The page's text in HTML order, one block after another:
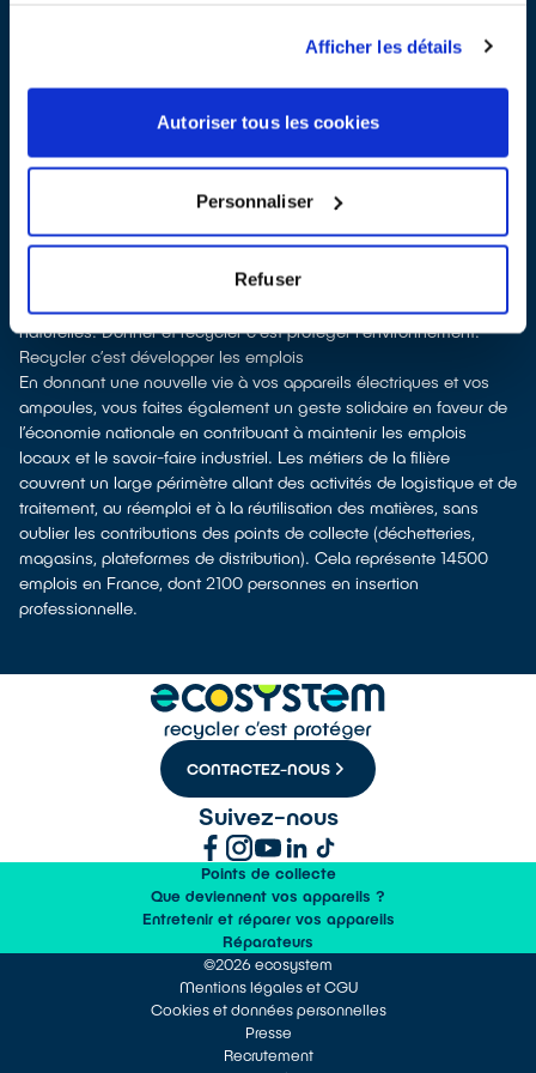
Afficher les détails
Autoriser tous les cookies
Personnaliser
Refuser
remettent ensuite les équipements collectés afin que nous
ressources naturelles
La production d’appareils électriques neufs est génératrice de
appareil permet d’éviter la fabrication de nouveaux produits en
alimentant le marché de l'occasion. Le recyclage permet d'éviter
l'extraction de matières premières brutes, leur transformation et
leur transport, en utilisant à la place des matières recyclées, ce
qui génère moins de pollution et préserve nos ressources
naturelles. Donner et recycler c'est protéger l'environnement.
Recycler c’est développer les emplois
En donnant une nouvelle vie à vos appareils électriques et vos
ampoules, vous faites également un geste solidaire en faveur de
l’économie nationale en contribuant à maintenir les emplois
locaux et le savoir-faire industriel. Les métiers de la filière
couvrent un large périmètre allant des activités de logistique et de
traitement, au réemploi et à la réutilisation des matières, sans
oublier les contributions des points de collecte (déchetteries,
magasins, plateformes de distribution). Cela représente 14500
emplois en France, dont 2100 personnes en insertion
professionnelle.
CONTACTEZ-NOUS
Suivez-nous
Points de collecte
Que deviennent vos appareils ?
Entretenir et réparer vos appareils
Réparateurs
©2026 ecosystem
Mentions légales et CGU
Cookies et données personnelles
Presse
Recrutement